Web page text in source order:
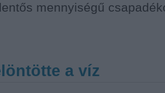
mennyiségű
a víz